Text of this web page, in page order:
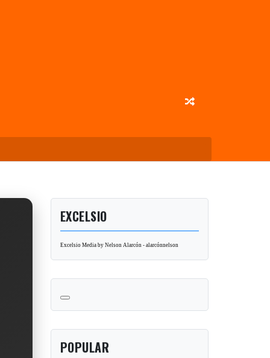
EXCELSIO
Excelsio Media by Nelson Alarcón - alarcónnelson
POPULAR